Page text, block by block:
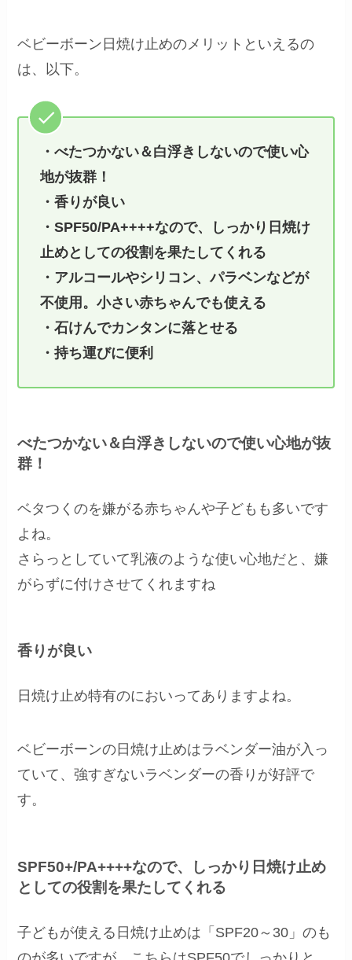
ベビーボーン日焼け止めのメリットといえるの
は、以下。
・べたつかない＆白浮きしないので使い心
地が抜群！
・香りが良い
・SPF50/PA++++なので、しっかり日焼け
止めとしての役割を果たしてくれる
・アルコールやシリコン、パラベンなどが
不使用 。小さい赤ちゃんでも使える
・石けんでカンタンに落とせる
・持ち運びに便利
べたつかない＆白浮きしないので使い心地が抜
群！
ベタつくのを嫌がる赤ちゃんや子どもも多いです
よね。
さらっとしていて乳液のような使い心地だと、嫌
がらずに付けさせてくれますね
香りが良い
日焼け止め特有のにおいってありますよね。
ベビーボーンの日焼け止めはラベンダー油が入っ
ていて、強すぎないラベンダーの香りが好評で
す。
SPF50+/PA++++なので、しっかり日焼け止め
としての役割を果たしてくれる
子どもが使える日焼け止めは「SPF20～30」のも